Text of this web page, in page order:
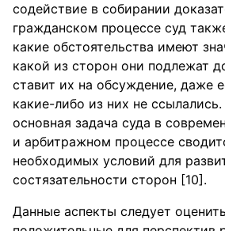
содействие в собирании
гражданском процессе суд
какие обстоятельства имеют
какой из сторон они подлежат
ставит их на обсуждение, даже
какие-либо из них не
основная задача суда в
и арбитражном процессе
необходимых условий для
состязательности сторон [10].
Данные аспекты следует